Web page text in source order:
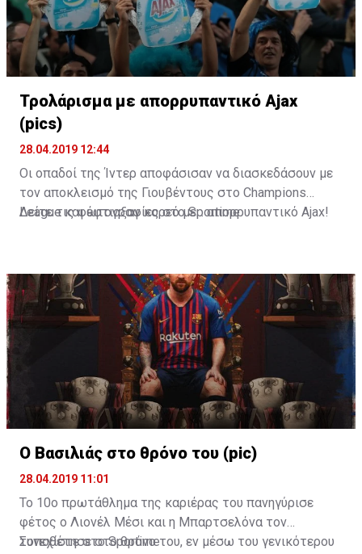
Τρολάρισμα με απορρυπαντικό Ajax
(pics)
28.04.2019 12:44
Οι οπαδοί της Ίντερ αποφάσισαν να διασκεδάσουν με
τον αποκλεισμό της Γιουβέντους στο Champions
League και έφτιαξαν κορεό με... απορρυπαντικό Ajax!
Δείτε τις φωτογραφίες στοSportime
Ο Βασιλιάς στο θρόνο του (pic)
28.04.2019 11:01
Το 10ο πρωτάθλημα της καριέρας του πανηγύρισε
φέτος ο Λιονέλ Μέσι και η Μπαρτσελόνα τον
τοποθέτησε στο θρόνο του, εν μέσω του γενικότερου
Συνεχίστε στοSportime